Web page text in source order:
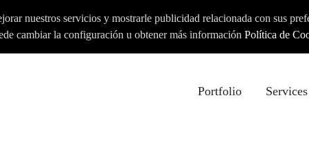
Portfolio Services
nuestros servicios y mostrarle publicidad relacionada con sus
cambiar la configuración u obtener más información Política de